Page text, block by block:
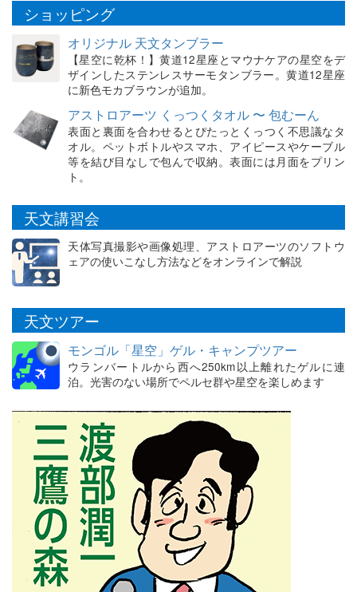
ショッピング
オリジナル 天文タンブラー
【星空に乾杯！】黄道12星座とマウナケアの星空をデ
ザインしたステンレスサーモタンブラー。黄道12星座
に新色モカブラウンが追加。
アストロアーツ くっつくタオル 〜 包むーん
表面と裏面を合わせるとぴたっとくっつく不思議なタ
オル。ペットボトルやスマホ、アイピースやケーブル
等を結び目なしで包んで収納。表面には月面をプリン
ト。
天文講習会
天体写真撮影や画像処理、アストロアーツのソフトウ
ェアの使いこなし方法などをオンラインで解説
天文ツアー
モンゴル「星空」ゲル・キャンプツアー
ウランバートルから西へ250km以上離れたゲルに連
泊。光害のない場所でペルセ群や星空を楽しめます